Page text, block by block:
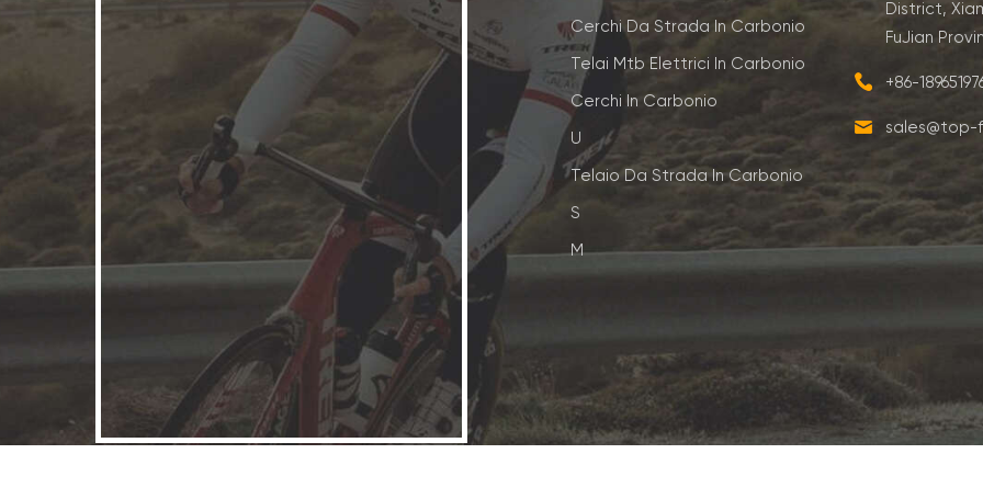
Cerchi Da Strada In Carbonio
Telai Mtb Elettrici In Carbonio
Cerchi In Carbonio
U
Telaio Da Strada In Carbonio
S
M
District,
FuJian
+86-
sales@top-